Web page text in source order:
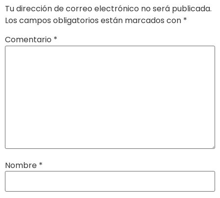
Tu dirección de correo electrónico no será publicada.
Los campos obligatorios están marcados con *
Comentario *
Nombre *